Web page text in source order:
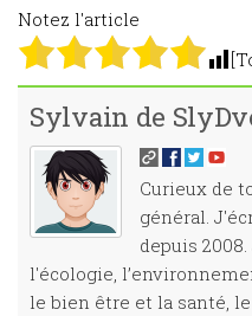
Notez l'article
Sylvain de
Curieux de
général.
depuis
l'écologie,
le bien être et la santé,